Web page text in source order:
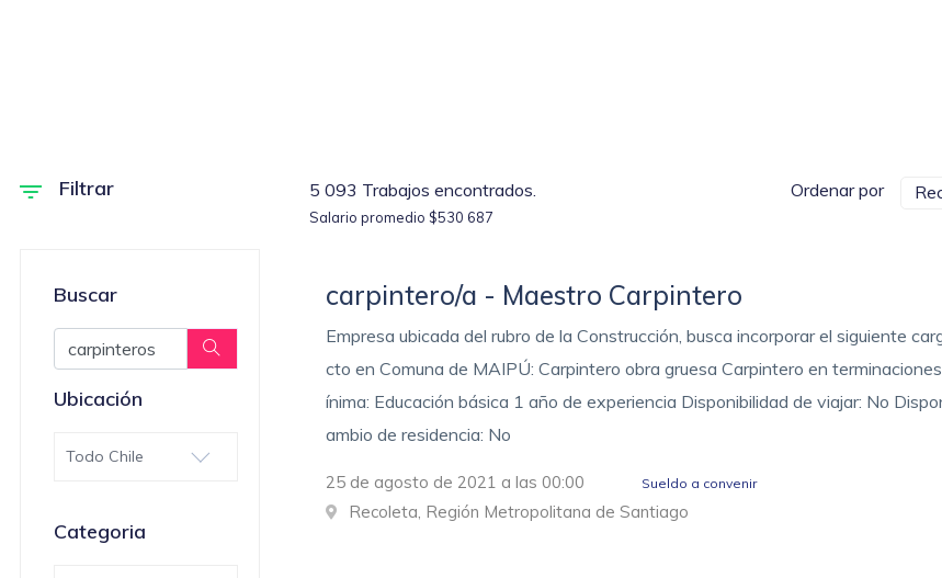
Filtrar
Buscar
Ubicación
Todo Chile
Categoria
5 093 Trabajos encontrados.
Salario promedio $530 687
Ordenar por
carpintero/a - Maestro Carpintero
Empresa ubicada del rubro de la Construcción, busca incorporar el siguiente
cto en Comuna de MAIPÚ: Carpintero obra gruesa Carpintero en
ínima: Educación básica 1 año de experiencia Disponibilidad de viajar: No
ambio de residencia: No
25 de agosto de 2021 a las 00:00 Sueldo a convenir
Recoleta, Región Metropolitana de Santiago